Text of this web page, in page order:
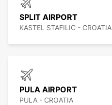
SPLIT AIRPORT
KASTEL STAFILIC - CROATIA
PULA AIRPORT
PULA - CROATIA